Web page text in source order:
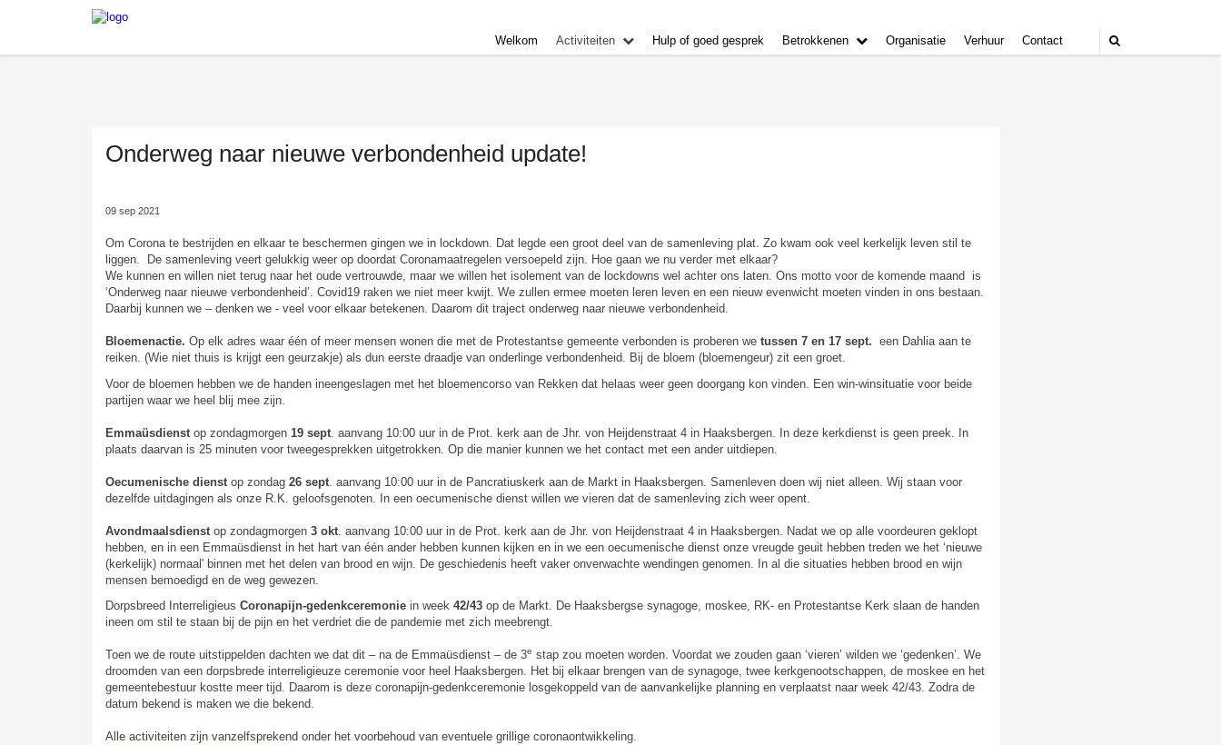
Welkom Activiteiten Hulp of goed gesprek Betrokkenen Organisatie Verhuur Contact
Onderweg naar nieuwe verbondenheid update!
09 sep 2021
Om Corona te bestrijden en elkaar te beschermen gingen we in lockdown. Dat legde een groot deel van de samenleving plat. Zo kwam ook veel kerkelijk leven stil te
liggen. De samenleving veert gelukkig weer op doordat Coronamaatregelen versoepeld zijn. Hoe gaan we nu verder met elkaar?
We kunnen en willen niet terug naar het oude vertrouwde, maar we willen het isolement van de lockdowns wel achter ons laten. Ons motto voor de komende maand is
‘Onderweg naar nieuwe verbondenheid’. Covid19 raken we niet meer kwijt. We zullen ermee moeten leren leven en een nieuw evenwicht moeten vinden in ons bestaan.
Daarbij kunnen we – denken we - veel voor elkaar betekenen. Daarom dit traject onderweg naar nieuwe verbondenheid.
Bloemenactie. Op elk adres waar één of meer mensen wonen die met de Protestantse gemeente verbonden is proberen we tussen 7 en 17 sept. een Dahlia aan te
reiken. (Wie niet thuis is krijgt een geurzakje) als dun eerste draadje van onderlinge verbondenheid. Bij de bloem (bloemengeur) zit een groet.
Voor de bloemen hebben we de handen ineengeslagen met het bloemencorso van Rekken dat helaas weer geen doorgang kon vinden. Een win-winsituatie voor beide
partijen waar we heel blij mee zijn.
Emmaüsdienst op zondagmorgen 19 sept . aanvang 10:00 uur in de Prot. kerk aan de Jhr. von Heijdenstraat 4 in Haaksbergen. In deze kerkdienst is geen preek. In
plaats daarvan is 25 minuten voor tweegesprekken uitgetrokken. Op die manier kunnen we het contact met een ander uitdiepen.
Oecumenische dienst op zondag 26 sept . aanvang 10:00 uur in de Pancratiuskerk aan de Markt in Haaksbergen. Samenleven doen wij niet alleen. Wij staan voor
dezelfde uitdagingen als onze R.K. geloofsgenoten. In een oecumenische dienst willen we vieren dat de samenleving zich weer opent.
Avondmaalsdienst op zondagmorgen 3 okt . aanvang 10:00 uur in de Prot. kerk aan de Jhr. von Heijdenstraat 4 in Haaksbergen. Nadat we op alle voordeuren geklopt
hebben, en in een Emmaüsdienst in het hart van één ander hebben kunnen kijken en in we een oecumenische dienst onze vreugde geuit hebben treden we het ‘nieuwe
(kerkelijk) normaal' binnen met het delen van brood en wijn. De geschiedenis heeft vaker onverwachte wendingen genomen. In al die situaties hebben brood en wijn
mensen bemoedigd en de weg gewezen.
Dorpsbreed Interreligieus Coronapijn-gedenkceremonie in week 42/43 op de Markt. De Haaksbergse synagoge, moskee, RK- en Protestantse Kerk slaan de handen
ineen om stil te staan bij de pijn en het verdriet die de pandemie met zich meebrengt.
Toen we de route uitstippelden dachten we dat dit – na de Emmaüsdienst – de 3e stap zou moeten worden. Voordat we zouden gaan ‘vieren’ wilden we ‘gedenken’. We
droomden van een dorpsbrede interreligieuze ceremonie voor heel Haaksbergen. Het bij elkaar brengen van de synagoge, twee kerkgenootschappen, de moskee en het
gemeentebestuur kostte meer tijd. Daarom is deze coronapijn-gedenkceremonie losgekoppeld van de aanvankelijke planning en verplaatst naar week 42/43. Zodra de
datum bekend is maken we die bekend.
Alle activiteiten zijn vanzelfsprekend onder het voorbehoud van eventuele grillige coronaontwikkeling.